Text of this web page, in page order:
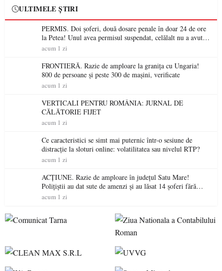
ULTIMELE ȘTIRI
PERMIS. Doi șoferi, două dosare penale în doar 24 de ore
la Petea! Unul avea permisul suspendat, celălalt nu a avut
niciodată permis
acum 1 zi
FRONTIERĂ. Razie de amploare la granița cu Ungaria!
800 de persoane și peste 300 de mașini, verificate
acum 1 zi
VERTICALI PENTRU ROMÂNIA: JURNAL DE
CĂLĂTORIE FIJET
acum 1 zi
Ce caracteristici se simt mai puternic într-o sesiune de
distracție la sloturi online: volatilitatea sau nivelul RTP?
acum 1 zi
ACȚIUNE. Razie de amploare în județul Satu Mare!
Polițiștii au dat sute de amenzi și au lăsat 14 șoferi fără
permis într-o singură zi
acum 1 zi